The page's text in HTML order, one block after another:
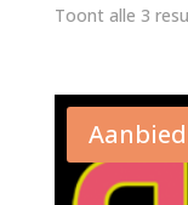
Toont alle 3